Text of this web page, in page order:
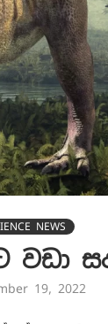
NEWS
වඩා
19, 2022